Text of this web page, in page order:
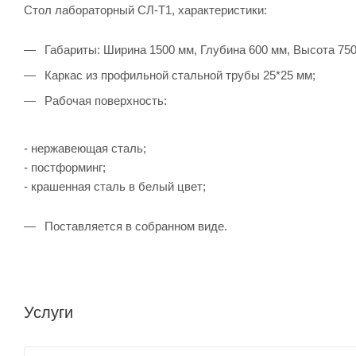
Стол лабораторный СЛ-Т1, характеристики:
Габариты: Ширина 1500 мм, Глубина 600 мм, Высота
Каркас из профильной стальной трубы 25*25 мм;
Рабочая поверхность:
- нержавеющая сталь;
- постформинг;
- крашенная сталь в белый цвет;
Поставляется в собранном виде.
Услуги